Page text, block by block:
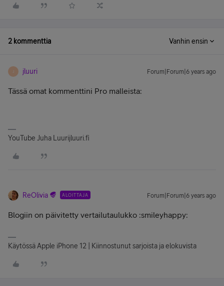
2 kommenttia Vanhin ensin
J jluuri Forum|Forum|6 years ago
Tässä omat kommenttini Pro malleista:
YouTube Juha Luurijluuri.fi
ReOlivia ALOITTAJA Forum|Forum|6 years ago
Blogiin on päivitetty vertailutaulukko :smileyhappy:
Käytössä Apple iPhone 12 | Kiinnostunut sarjoista ja elokuvista